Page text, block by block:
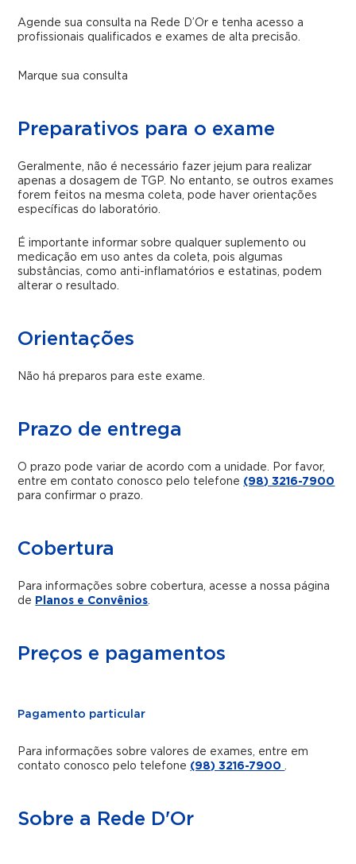
Agende sua consulta na Rede D’Or e tenha acesso a
profissionais qualificados e exames de alta precisão.
Marque sua consulta
Preparativos para o exame
Geralmente, não é necessário fazer jejum para realizar
apenas a dosagem de TGP. No entanto, se outros exames
forem feitos na mesma coleta, pode haver orientações
específicas do laboratório.
É importante informar sobre qualquer suplemento ou
medicação em uso antes da coleta, pois algumas
substâncias, como anti-inflamatórios e estatinas, podem
alterar o resultado.
Orientações
Não há preparos para este exame.
Prazo de entrega
O prazo pode variar de acordo com a unidade. Por favor,
entre em contato conosco pelo telefone (98) 3216-7900
para confirmar o prazo.
Cobertura
Para informações sobre cobertura, acesse a nossa página
de Planos e Convênios.
Preços e pagamentos
Pagamento particular
Para informações sobre valores de exames, entre em
contato conosco pelo telefone (98) 3216-7900.
Sobre a Rede D'Or